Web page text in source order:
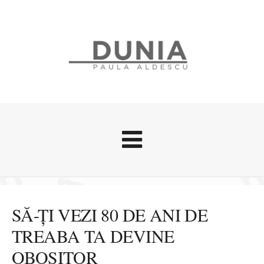
Stari afective
Zice Dunia
Călătorii
SĂ-ȚI VEZI 80 DE ANI DE
TREABA TA DEVINE
OBOSITOR